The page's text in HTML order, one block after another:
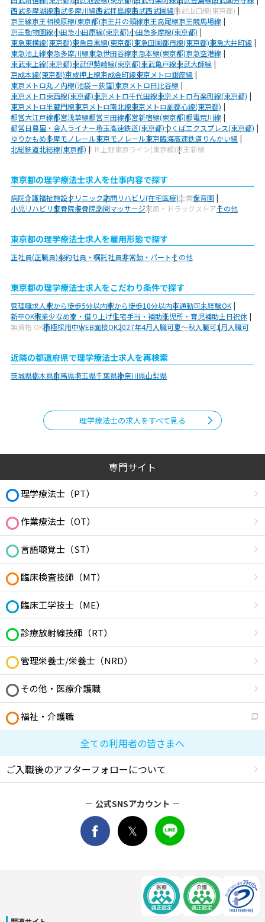
西武多摩湖線西武多摩川線西武拝島線西武西武園線西武山口線(東京都)
京王線京王相模原線(東京都)京王井の頭線京王高尾線京王競馬場線
京王動物園線小田急小田原線(東京都)小田急多摩線(東京都)
東急東横線(東京都)東急目黒線(東京都)東急田園都市線(東京都)東急大井町線
東急池上線東急多摩川線東急世田谷線京急本線(東京都)京急空港線
東武東上線(東京都)東武伊勢崎線(東京都)東武亀戸線東武大師線
京成本線(東京都)京成押上線京成金町線東京メトロ銀座線
東京メトロ丸ノ内線(池袋－荻窪)東京メトロ日比谷線
東京メトロ東西線(東京都)東京メトロ千代田線東京メトロ有楽町線(東京都)
東京メトロ半蔵門線東京メトロ南北線東京メトロ副都心線(東京都)
都営大江戸線都営浅草線都営三田線都営新宿線(東京都)都電荒川線
都営日暮里・舎人ライナー埼玉高速鉄道(東京都)つくばエクスプレス(東京都)
ゆりかもめ多摩モノレール東京モノレール東京臨海高速鉄道りんかい線
北総鉄道北総線(東京都) ＪＲ上野東京ライン(東京都)京王新線
東京都の理学療法士求人を仕事内容で探す
病院介護福祉施設クリニック訪問リハビリ(在宅医療)企業保育園
小児リハビリ整骨院接骨院訪問マッサージ薬局・ドラッグストアその他
東京都の理学療法士求人を雇用形態で探す
正社員(正職員)契約社員・嘱託社員非常勤・パートその他
東京都の理学療法士求人をこだわり条件で探す
管理職求人駅から徒歩5分以内駅から徒歩10分以内車通勤可未経験OK
新卒OK残業少なめ寮・借り上げ住宅手当・補助託児所・育児補助土日祝休
無資格 OK積極採用中WEB面接OK2027年4月入職可夏～秋入職可1月入職可
近隣の都道府県で理学療法士求人を再検索
茨城県栃木県群馬県埼玉県千葉県神奈川県山梨県
理学療法士の求人をすべて見る
専門サイト
理学療法士（PT）
作業療法士（OT）
言語聴覚士（ST）
臨床検査技師（MT）
臨床工学技士（ME）
診療放射線技師（RT）
管理栄養士/栄養士（NRD）
その他・医療介護職
福祉・介護職
全ての利用者の皆さまへ
ご入職後のアフターフォローについて
公式SNSアカウント